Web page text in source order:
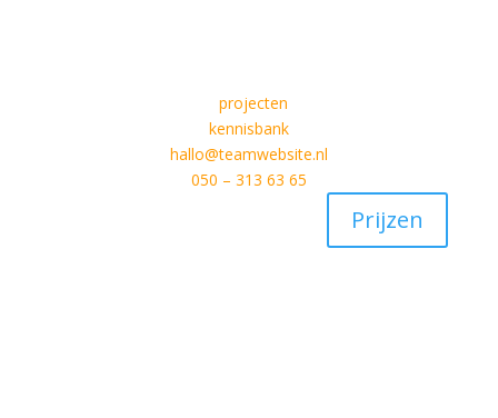
projecten
kennisbank
hallo@teamwebsite.nl
050 – 313 63 65
Prijzen